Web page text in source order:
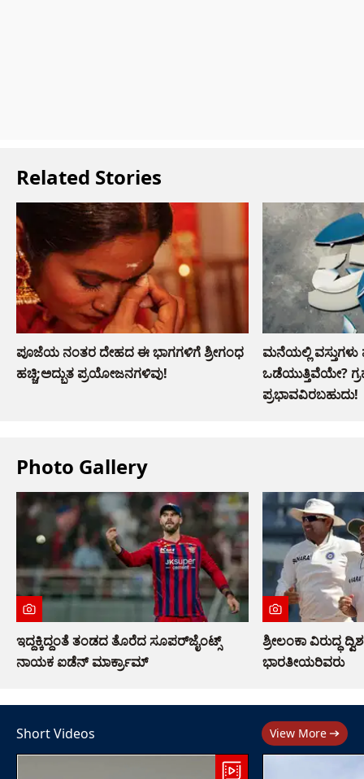
Related Stories
ಪೂಜೆಯ ನಂತರ ದೇಹದ ಈ ಭಾಗಗಳಿಗೆ ಶ್ರೀಗಂಧ
ಹಚ್ಚಿ;ಅದ್ಭುತ ಪ್ರಯೋಜನಗಳಿವು!
ಮನೆಯಲ್ಲಿ ವಸ್ತುಗಳು
ಒಡೆಯುತ್ತಿವೆಯೇ?
ಪ್ರಭಾವವಿರಬಹುದು!
Photo Gallery
ಇದ್ದಕ್ಕಿದ್ದಂತೆ ತಂಡದ ತೊರೆದ ಸೂಪರ್‌ಜೈಂಟ್ಸ್
ನಾಯಕ ಐಡೆನ್ ಮಾರ್ಕ್ರಾಮ್
ಶ್ರೀಲಂಕಾ ವಿರುದ್ಧ
ಭಾರತೀಯರಿವರು
Short Videos View More